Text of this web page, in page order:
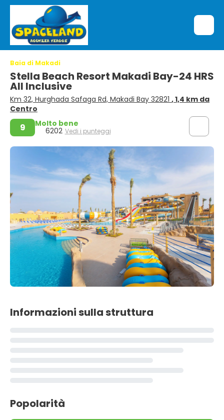
Baia di Makadi
Stella Beach Resort Makadi Bay-24 HRS
All Inclusive
Km 32, Hurghada Safaga Rd, Makadi Bay 32821 , 1,4 km da
Centro
9 Molto bene
6202 Vedi i punteggi
Informazioni sulla struttura
Popolarità